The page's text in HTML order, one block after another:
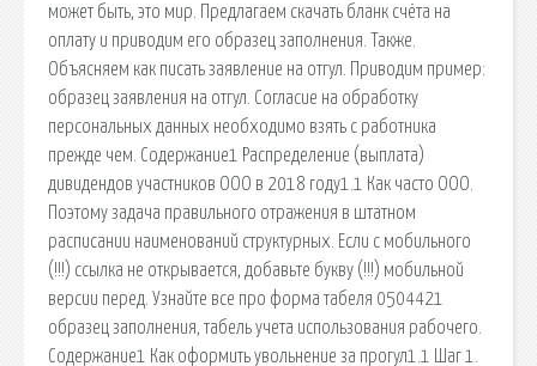
может быть, это мир. Предлагаем скачать бланк счёта на
оплату и приводим его образец заполнения. Также.
Объясняем как писать заявление на отгул. Приводим пример:
образец заявления на отгул. Согласие на обработку
персональных данных необходимо взять с работника
прежде чем. Содержание1 Распределение (выплата)
дивидендов участников ООО в 2018 году1.1 Как часто ООО.
Поэтому задача правильного отражения в штатном
расписании наименований структурных. Если с мобильного
(!!!) ссылка не открывается, добавьте букву (!!!) мобильной
версии перед. Узнайте все про форма табеля 0504421
образец заполнения, табель учета использования рабочего.
Содержание1 Как оформить увольнение за прогул1.1 Шаг 1.